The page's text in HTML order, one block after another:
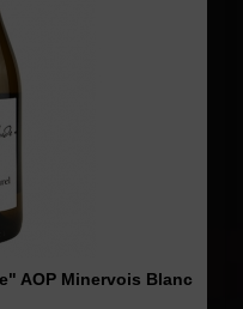
AOP Minervois Blanc